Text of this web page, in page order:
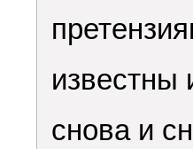
известны
снова и